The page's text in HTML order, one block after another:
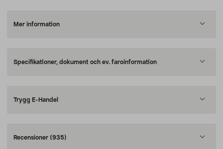
Mer information
Specifikationer, dokument och ev. faroinformation
Trygg E-Handel
Recensioner (935)